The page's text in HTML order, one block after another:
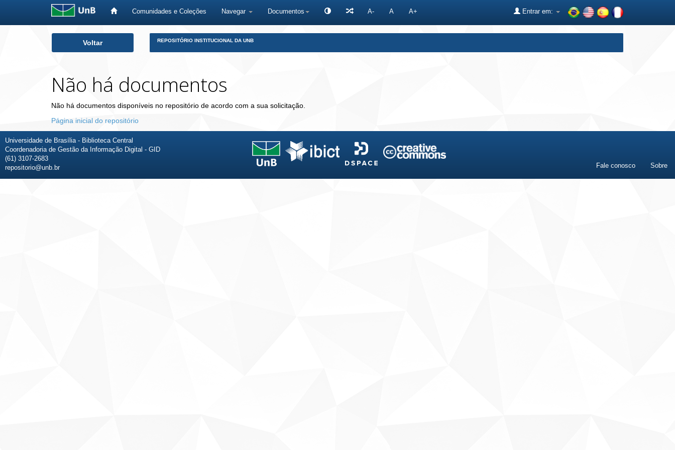
Comunidades e Coleções Navegar Documentos A- A A+ Entrar em:
Voltar REPOSITÓRIO INSTITUCIONAL DA UNB
Não há documentos
Não há documentos disponíveis no repositório de acordo com a sua solicitação.
Página inicial do repositório
Universidade de Brasília - Biblioteca Central
Coordenadoria de Gestão da Informação Digital - GID
(61) 3107-2683
repositorio@unb.br
Fale conosco Sobre